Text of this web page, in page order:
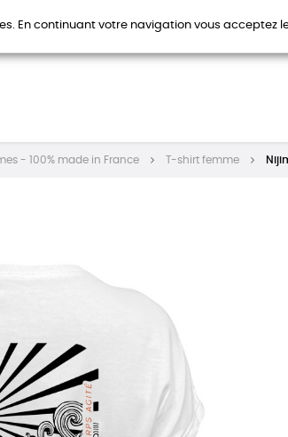
HOMMES FEMMES
- 100% made in France T-shirt femme
En continuant votre navigation vous acceptez